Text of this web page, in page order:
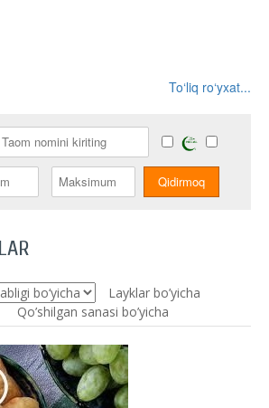
To‘liq ro‘yxat...
Layklar bo’yicha
Qo’shilgan sanasi bo’yicha